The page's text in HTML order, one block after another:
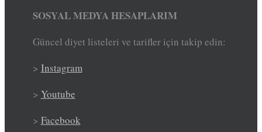
SOSYAL MEDYA HESAPLARIM
Güncel diyet listeleri ve tarifler için takip edin:
> Instagram
> Youtube
> Facebook